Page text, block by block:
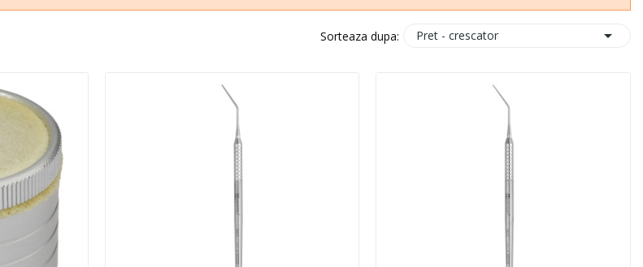
Sorteaza dupa: Pret - crescator 